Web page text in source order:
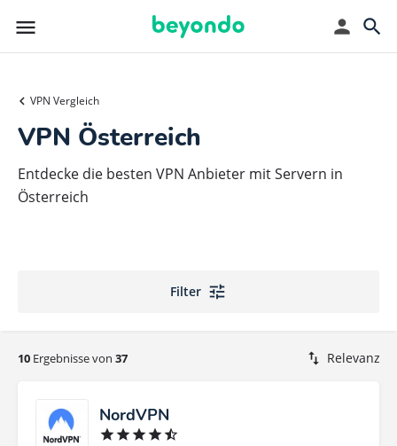
VPN Vergleich
VPN Österreich
Entdecke die besten VPN Anbieter mit Servern in
Österreich
Filter
10 Ergebnisse von 37 Relevanz
NordVPN